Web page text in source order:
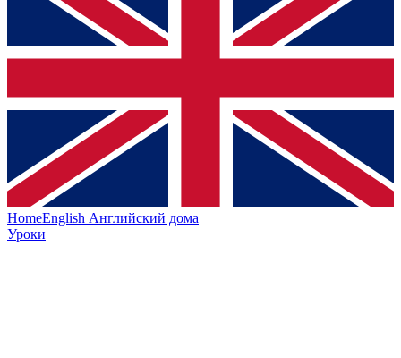
HomeEnglish Английский дома
Уроки